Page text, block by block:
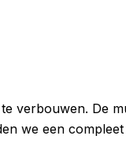
verbouwen. De
we een